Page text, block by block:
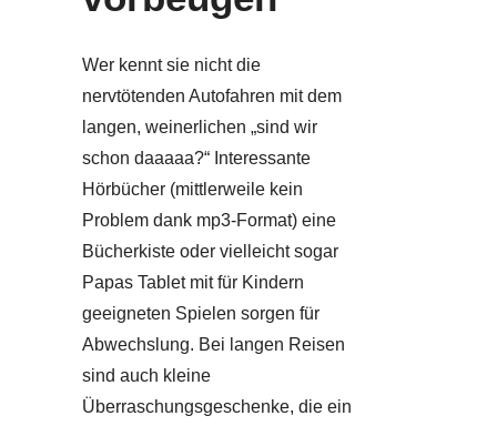
Wer kennt sie nicht die
nervtötenden Autofahren mit dem
langen, weinerlichen „sind wir
schon daaaaa?“ Interessante
Hörbücher (mittlerweile kein
Problem dank mp3-Format) eine
Bücherkiste oder vielleicht sogar
Papas Tablet mit für Kindern
geeigneten Spielen sorgen für
Abwechslung. Bei langen Reisen
sind auch kleine
Überraschungsgeschenke, die ein